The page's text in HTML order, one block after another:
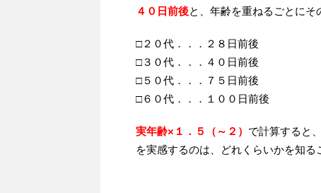
４０日前後と、年齢を重ねるごとにそ
□２０代．．．２８日前後
□３０代．．．４０日前後
□５０代．．．７５日前後
□６０代．．．１００日前後
実年齢×１．５（～２） で計算すると
を実感するのは、どれくらいかを知る